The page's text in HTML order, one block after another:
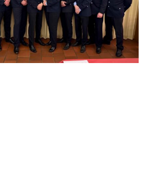
Einsatzberichte
Einsatzticker